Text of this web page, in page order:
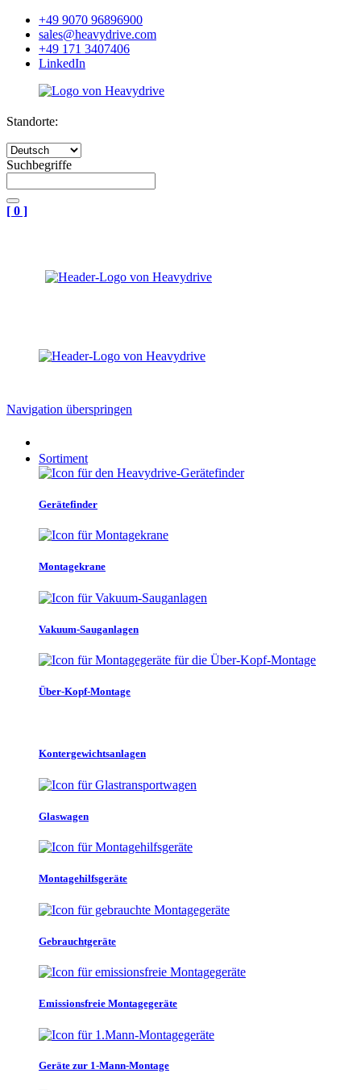
+49 9070 96896900
sales@heavydrive.com
+49 171 3407406
LinkedIn
Standorte:
Suchbegriffe
[ 0 ]
Navigation überspringen
Sortiment
Gerätefinder
Montagekrane
Vakuum-Sauganlagen
Über-Kopf-Montage
Kontergewichtsanlagen
Glaswagen
Montagehilfsgeräte
Gebrauchtgeräte
Emissionsfreie Montagegeräte
Geräte zur 1-Mann-Montage